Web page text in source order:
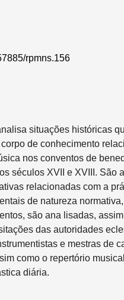
rpmns.156
situações históricas
de conhecimento
nos conventos de
séculos XVII e XVIII. São
relacionadas com a
de natureza
são ana­ lisadas,
das autoridades
e mestras de
como o repertório
diária.